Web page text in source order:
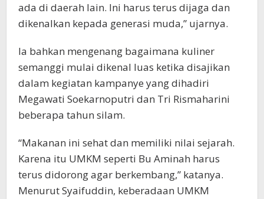
ada di daerah lain. Ini harus terus dijaga dan
dikenalkan kepada generasi muda,” ujarnya.
Ia bahkan mengenang bagaimana kuliner
semanggi mulai dikenal luas ketika disajikan
dalam kegiatan kampanye yang dihadiri
Megawati Soekarnoputri dan Tri Rismaharini
beberapa tahun silam.
“Makanan ini sehat dan memiliki nilai sejarah.
Karena itu UMKM seperti Bu Aminah harus
terus didorong agar berkembang,” katanya.
Menurut Syaifuddin, keberadaan UMKM